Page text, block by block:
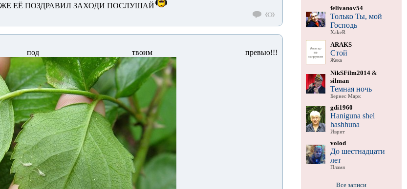
ЖЕ ЕЁ ПОЗДРАВИЛ ЗАХОДИ ПОСЛУШАЙ
под твоим превью!!!
felivanov54
Только Ты, мой
Господь
XakeR
ARAKS
Стой
Жека
NikSFilm2014&
silman
Темная ночь
Бернес Марк
gdi1960
Haniguna shel
hashhuna
Иврит
volod
До шестнадцати
лет
Пламя
Все записи